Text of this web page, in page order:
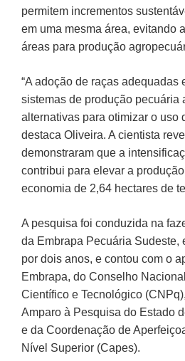
permitem incrementos
em uma mesma área, evitando
áreas para produção
“A adoção de raças adequadas
sistemas de produção pecuária
alternativas para otimizar o uso
destaca Oliveira. A cientista
demonstraram que a
contribui para elevar a
economia de 2,64 hectares de
A pesquisa foi conduzida na
da Embrapa Pecuária Sudeste,
por dois anos, e contou com o
Embrapa, do Conselho
Científico e Tecnológico
Amparo à Pesquisa do Estado
e da Coordenação de
Nível Superior (Capes).